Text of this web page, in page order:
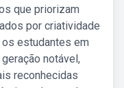
que priorizam
por criatividade
estudantes em
notável,
reconhecidas